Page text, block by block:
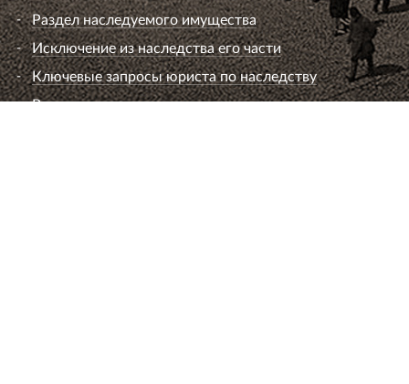
Раздел наследуемого имущества
Исключение из наследства его части
Ключевые запросы юриста по наследству
Вопросы к юристу по наследству